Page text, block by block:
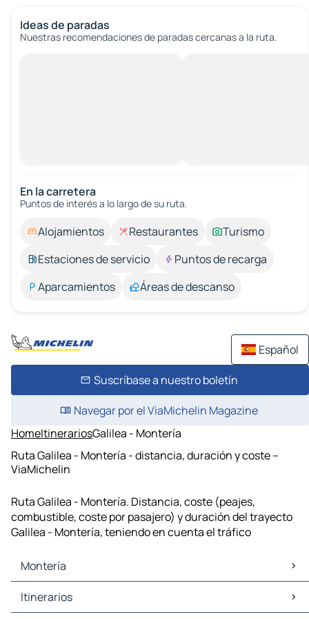
Ideas de paradas
Nuestras recomendaciones de paradas cercanas a la ruta.
En la carretera
Puntos de interés a lo largo de su ruta.
Alojamientos Restaurantes
Turismo
Estaciones de servicio
Puntos de recarga
Aparcamientos
Áreas de descanso
Español
Suscríbase a nuestro boletín
Navegar por el ViaMichelin Magazine
HomeItinerariosGalilea - Montería
Ruta Galilea - Montería - distancia, duración y coste –
ViaMichelin
Ruta Galilea - Montería. Distancia, coste (peajes,
combustible, coste por pasajero) y duración del trayecto
Galilea - Montería, teniendo en cuenta el tráfico
Montería
Montería Mapas Planos
Montería Trafico
Itinerarios